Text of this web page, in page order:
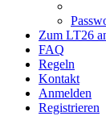
Zum LT26
FAQ
Regeln
Kontakt
Anmelden
Registrieren